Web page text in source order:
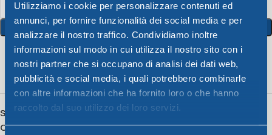
Utilizziamo i cookie per personalizzare contenuti ed
annunci, per fornire funzionalità dei social media e per
analizzare il nostro traffico. Condividiamo inoltre
informazioni sul modo in cui utilizza il nostro sito con i
nostri partner che si occupano di analisi dei dati web,
pubblicità e social media, i quali potrebbero combinarle
con altre informazioni che ha fornito loro o che hanno
raccolto dal suo utilizzo dei loro servizi.
Add To Cart
10 People watching this product now!
SKU:40136
Category:Ho.re.ca - Smarty